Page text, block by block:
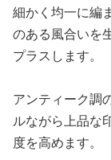
細かく均一に編
のある風合いを
プラスします。
アンティーク調
ルながら上品な
度を高めます。